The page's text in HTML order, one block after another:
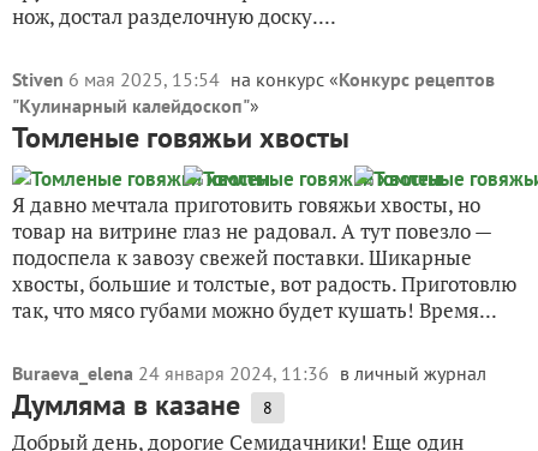
нож, достал разделочную доску....
Stiven 6 мая 2025, 15:54 на конкурс «Конкурс рецептов
"Кулинарный калейдоскоп"»
Томленые говяжьи хвосты
Я давно мечтала приготовить говяжьи хвосты, но
товар на витрине глаз не радовал. А тут повезло —
подоспела к завозу свежей поставки. Шикарные
хвосты, большие и толстые, вот радость. Приготовлю
так, что мясо губами можно будет кушать! Время...
Buraeva_elena 24 января 2024, 11:36 в личный журнал
Думляма в казане 8
Добрый день, дорогие Семидачники! Еще один